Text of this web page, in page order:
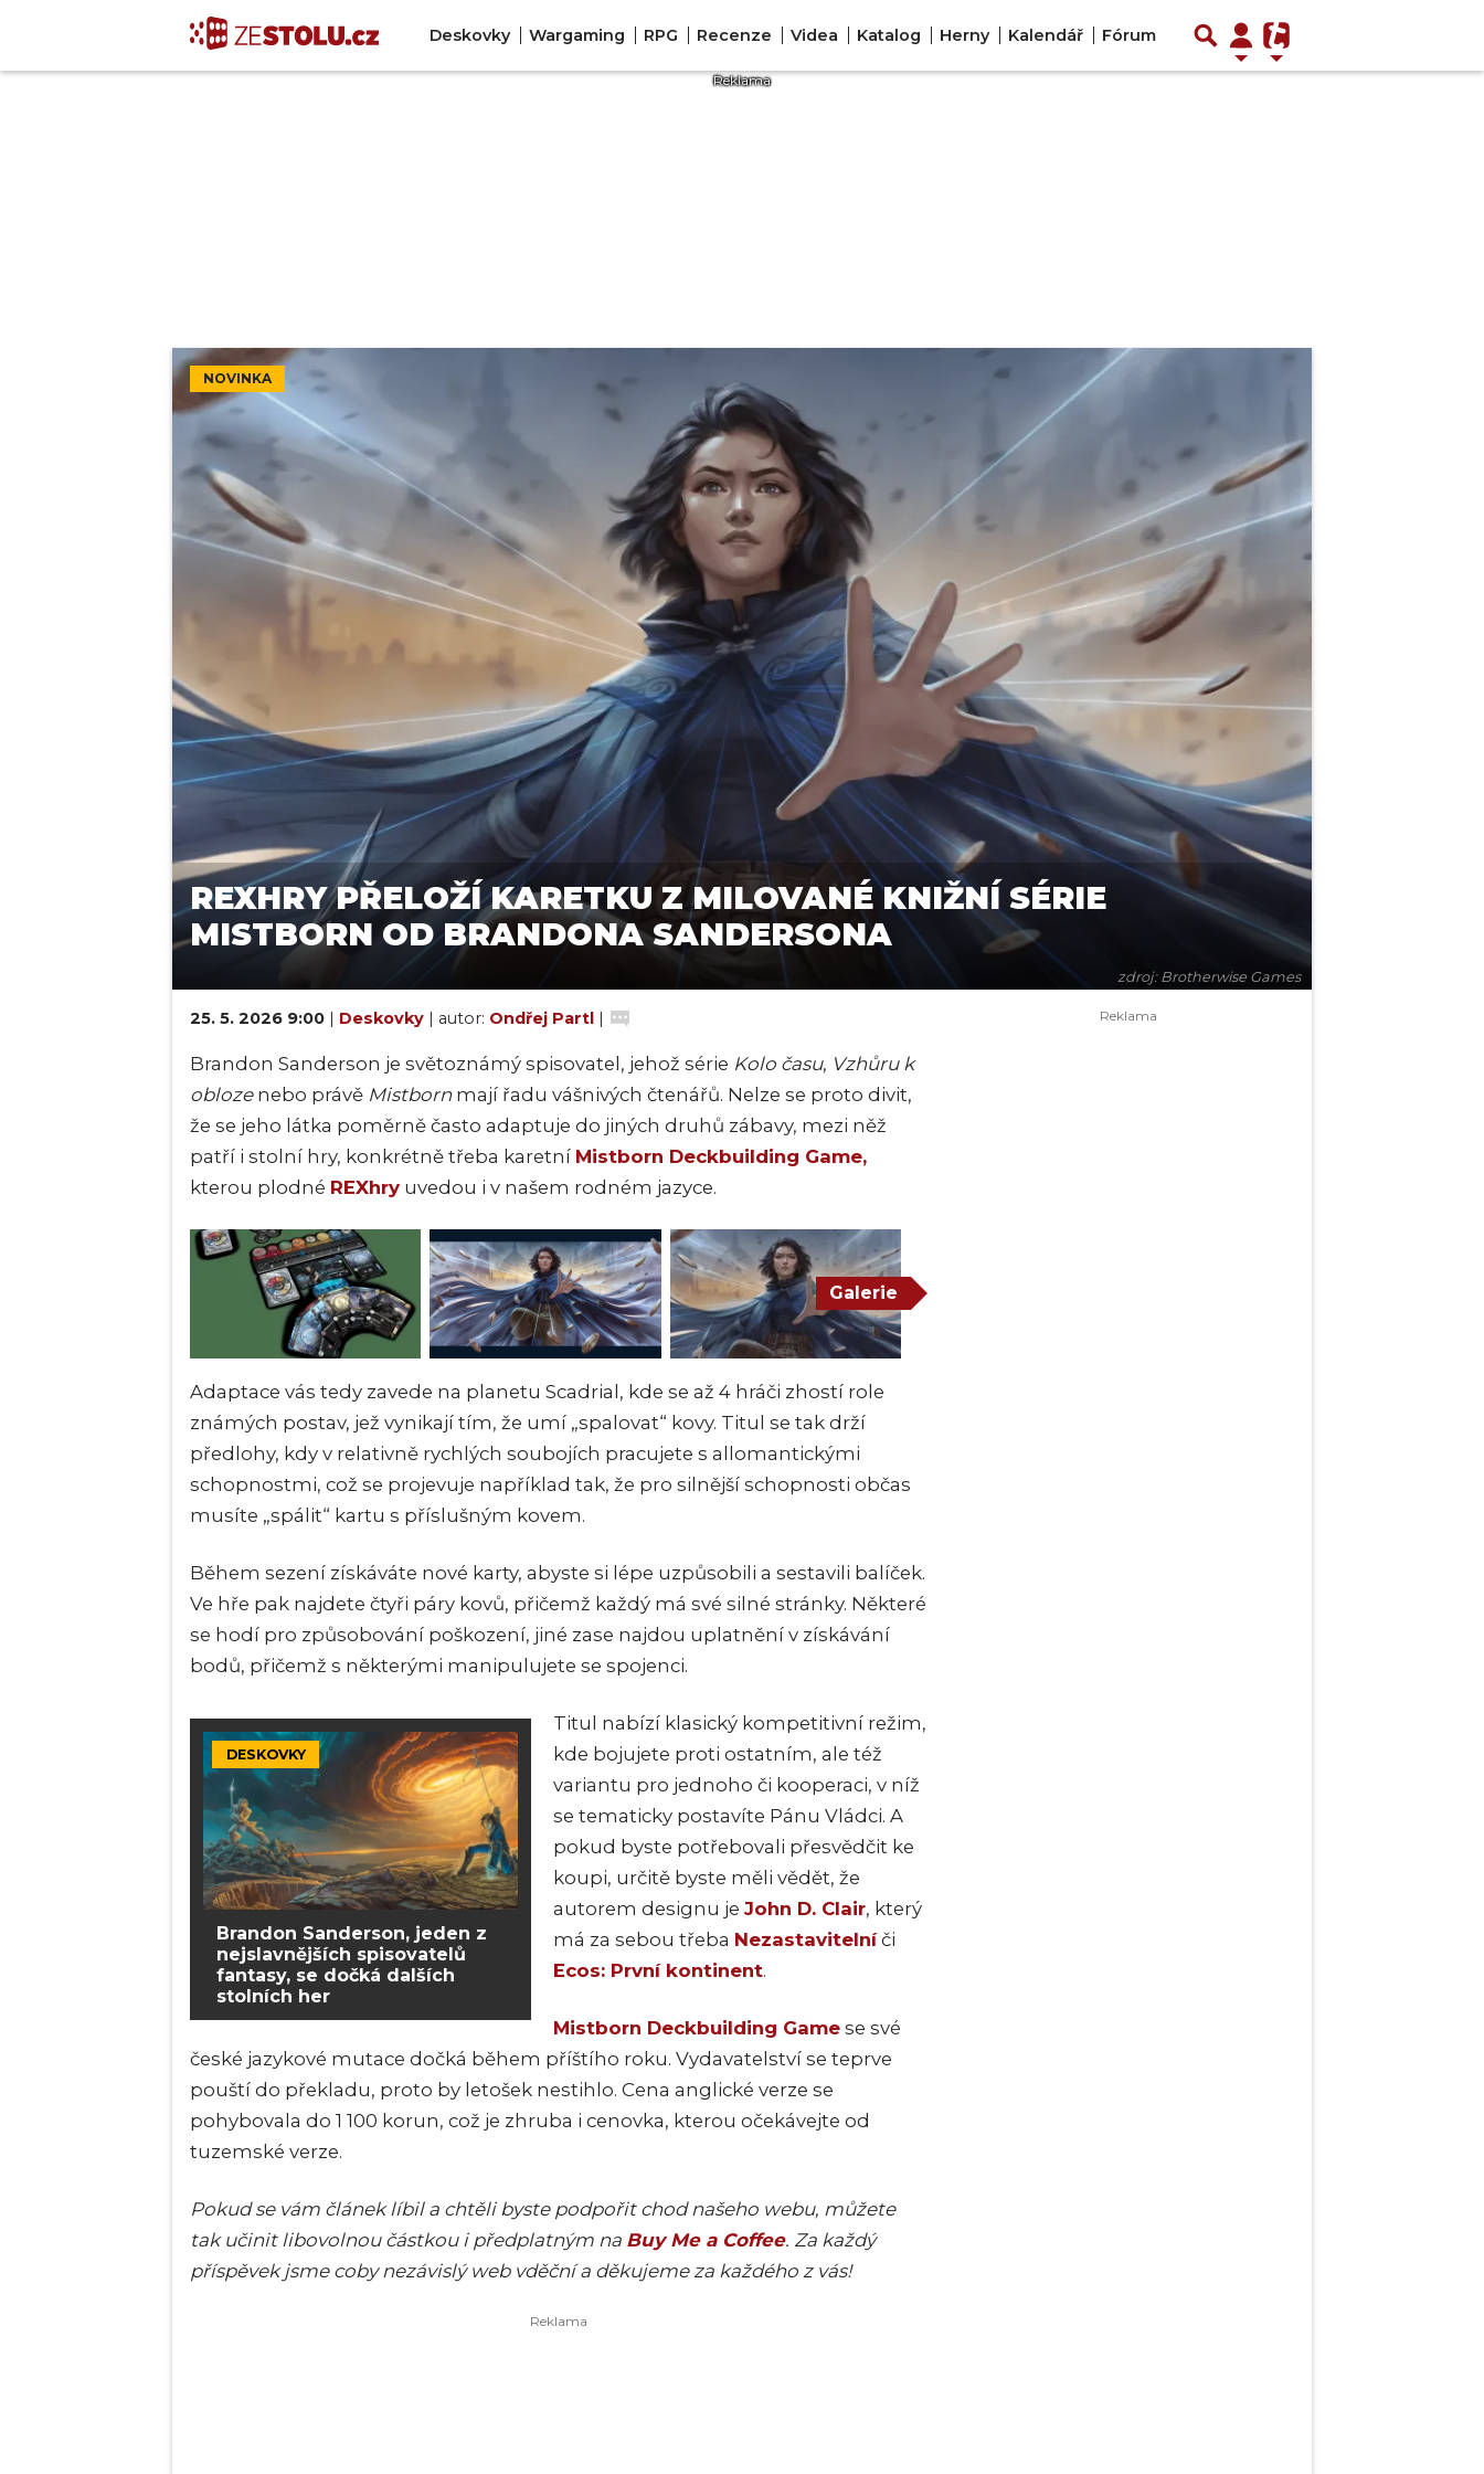
Deskovky Wargaming RPG Recenze Videa Katalog Herny Kalendář Fórum
NOVINKA
zdroj: Brotherwise Games
REXHRY PŘELOŽÍ KARETKU Z MILOVANÉ KNIŽNÍ SÉRIE
MISTBORN OD BRANDONA SANDERSONA
25. 5. 2026 9:00 | Deskovky | autor: Ondřej Partl |
Brandon Sanderson je světoznámý spisovatel, jehož série Kolo času, Vzhůru k
oblozenebo právě Mistbornmají řadu vášnivých čtenářů. Nelze se proto divit,
že se jeho látka poměrně často adaptuje do jiných druhů zábavy, mezi něž
patří i stolní hry, konkrétně třeba karetní Mistborn Deckbuilding Game,
kterou plodné REXhry uvedou i v našem rodném jazyce.
Galerie
Adaptace vás tedy zavede na planetu Scadrial, kde se až 4 hráči zhostí role
známých postav, jež vynikají tím, že umí „spalovat“ kovy. Titul se tak drží
předlohy, kdy v relativně rychlých soubojích pracujete s allomantickými
schopnostmi, což se projevuje například tak, že pro silnější schopnosti občas
musíte „spálit“ kartu s příslušným kovem.
Během sezení získáváte nové karty, abyste si lépe uzpůsobili a sestavili balíček.
Ve hře pak najdete čtyři páry kovů, přičemž každý má své silné stránky. Některé
se hodí pro způsobování poškození, jiné zase najdou uplatnění v získávání
bodů, přičemž s některými manipulujete se spojenci.
DESKOVKY
Brandon Sanderson, jeden z
nejslavnějších spisovatelů
fantasy, se dočká dalších
stolních her
Titul nabízí klasický kompetitivní režim,
kde bojujete proti ostatním, ale též
variantu pro jednoho či kooperaci, v níž
se tematicky postavíte Pánu Vládci. A
pokud byste potřebovali přesvědčit ke
koupi, určitě byste měli vědět, že
autorem designu je John D. Clair, který
má za sebou třeba Nezastavitelníči
Ecos: První kontinent.
Mistborn Deckbuilding Game se své
české jazykové mutace dočká během příštího roku. Vydavatelství se teprve
pouští do překladu, proto by letošek nestihlo. Cena anglické verze se
pohybovala do 1 100 korun, což je zhruba i cenovka, kterou očekávejte od
tuzemské verze.
Pokud se vám článek líbil a chtěli byste podpořit chod našeho webu, můžete
tak učinit libovolnou částkou i předplatným na Buy Me a Coffee. Za každý
příspěvek jsme coby nezávislý web vděční a děkujeme za každého z vás!